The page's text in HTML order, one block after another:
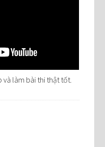
và làm bài thi thật tốt.